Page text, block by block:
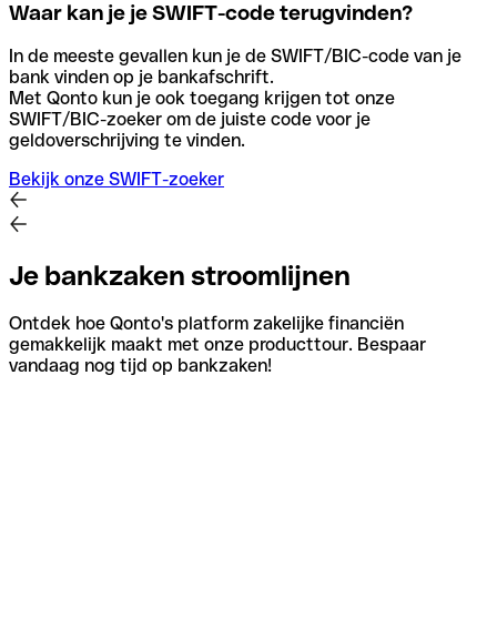
Waar kan je je SWIFT-code terugvinden?
In de meeste gevallen kun je de SWIFT/BIC-code van je
bank vinden op je bankafschrift.
Met Qonto kun je ook toegang krijgen tot onze
SWIFT/BIC-zoeker om de juiste code voor je
geldoverschrijving te vinden.
Bekijk onze SWIFT-zoeker
Je bankzaken stroomlijnen
Ontdek hoe Qonto's platform zakelijke financiën
gemakkelijk maakt met onze producttour. Bespaar
vandaag nog tijd op bankzaken!